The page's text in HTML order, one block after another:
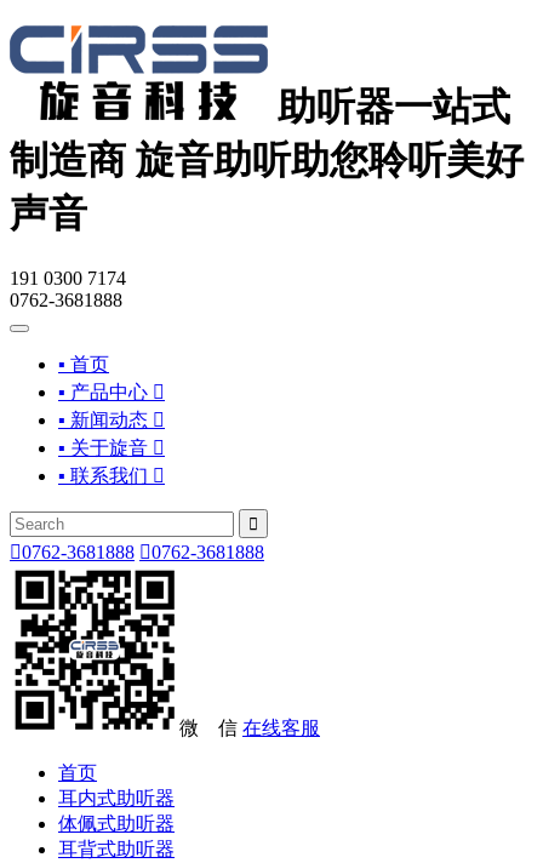
助听器一站式
制造商 旋音助听助您聆听美好
声音
191 0300 7174
0762-3681888
▪ 首页
▪ 产品中心 
▪ 新闻动态 
▪ 关于旋音 
▪ 联系我们 

0762-3681888 0762-3681888
微 信 在线客服
首页
耳内式助听器
体佩式助听器
耳背式助听器